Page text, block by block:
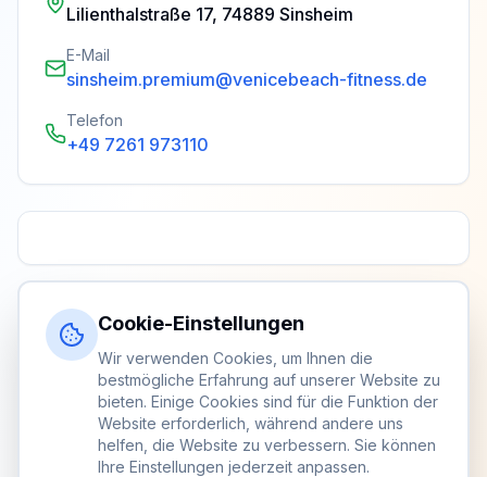
Lilienthalstraße 17, 74889 Sinsheim
E-Mail
sinsheim.premium@venicebeach-fitness.de
Telefon
+49 7261 973110
Cookie-Einstellungen
Wir verwenden Cookies, um Ihnen die
bestmögliche Erfahrung auf unserer Website zu
bieten. Einige Cookies sind für die Funktion der
Website erforderlich, während andere uns
helfen, die Website zu verbessern. Sie können
Ihre Einstellungen jederzeit anpassen.